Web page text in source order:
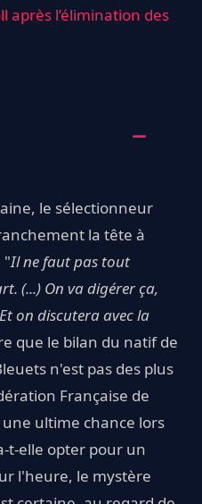
après l’élimination des
le sélectionneur
la tête à
"Il ne faut pas tout
(...) On va digérer ça,
on discutera avec la
que le bilan du natif de
n'est pas des plus
Française de
ultime chance lors
t-elle opter pour un
l'heure, le mystère